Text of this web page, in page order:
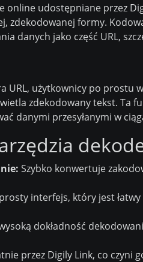
online udostępniane przez
zdekodowanej formy.
danych jako część URL,
URL, użytkownicy po prostu
zdekodowany tekst. Ta
danymi przesyłanymi w
Szybko konwertuje
interfejs, który jest
dokładność
przez Digily Link, co